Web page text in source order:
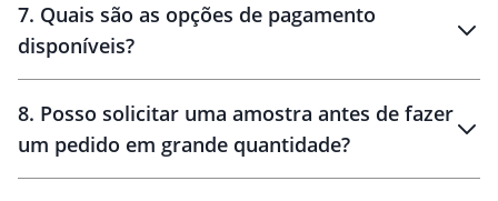
10 dias
brinde
48 horas
7. Quais são as opções de pagamento
disponíveis?
8. Posso solicitar uma amostra antes de fazer
um pedido em grande quantidade?